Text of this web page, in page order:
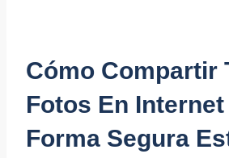
Cómo Compartir
Fotos En Internet
Forma Segura